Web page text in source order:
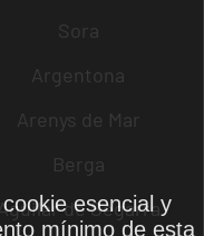
Sora
Argentona
Arenys de Mar
Berga
de Segarra
esencial y
mínimo de esta